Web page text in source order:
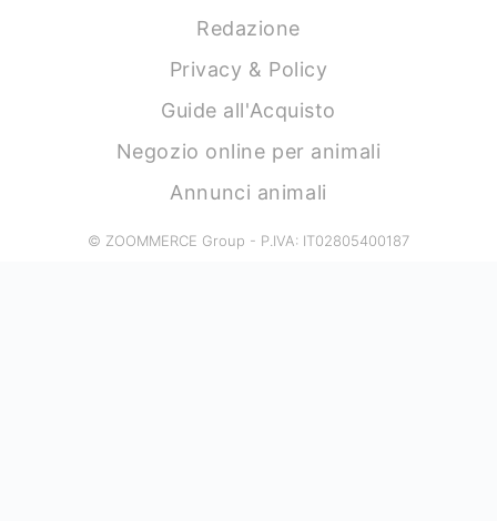
Redazione
Privacy & Policy
Guide all'Acquisto
Negozio online per animali
Annunci animali
© ZOOMMERCE Group - P.IVA: IT02805400187